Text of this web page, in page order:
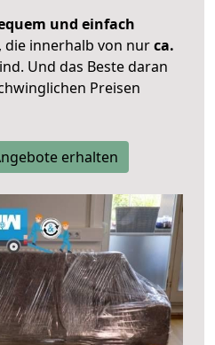
und einfach
, die innerhalb von nurca.
Und das Beste daran
Preisen
erhalten